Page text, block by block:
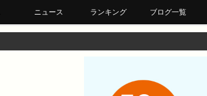
ニュース ランキング ブログ一覧